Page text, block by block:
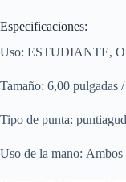
Especificaciones:
Uso: ESTUDIANTE,
Tamaño: 6,00 pulgadas
Tipo de punta:
Uso de la mano: Ambos